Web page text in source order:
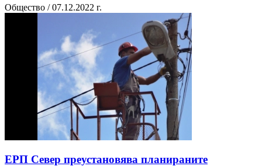
Общество / 07.12.2022 г.
ЕРП Север преустановява планираните